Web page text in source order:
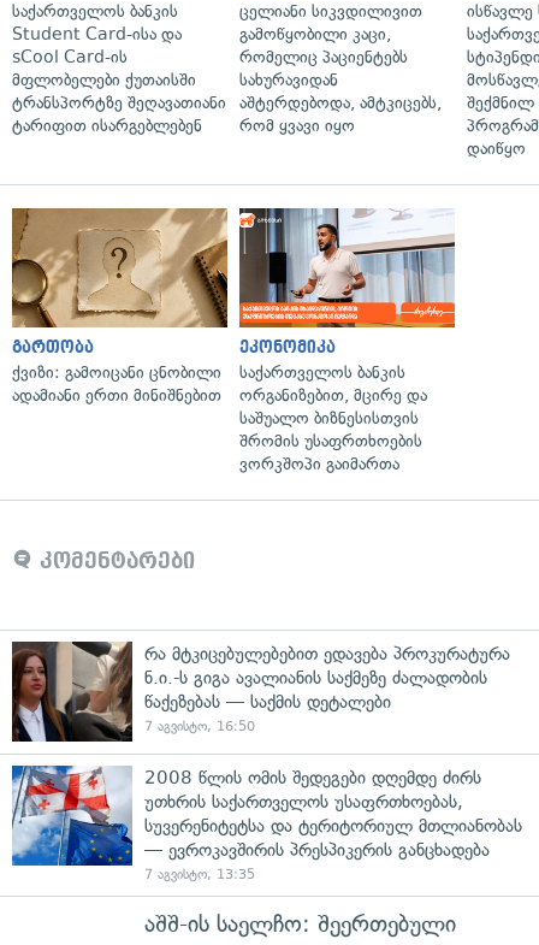
საქართველოს ბანკის
Student Card-ისა და
sCool Card-ის
მფლობელები ქუთაისში
ტრანსპორტზე შეღავათიანი
ტარიფით ისარგებლებენ
ცელიანი სიკვდილივით
გამოწყობილი კაცი,
რომელიც პაციენტებს
სახურავიდან
აშტერდებოდა, ამტკიცებს,
რომ ყვავი იყო
ისწავლე
დაიწყო
გართობა
ქვიზი: გამოიცანი ცნობილი
ადამიანი ერთი მინიშნებით
ეკონომიკა
საქართველოს ბანკის
ორგანიზებით, მცირე და
საშუალო ბიზნესისთვის
შრომის უსაფრთხოების
ვორკშოპი გაიმართა
კომენტარები
რა მტკიცებულებებით ედავება პროკურატურა
ნ.ი.-ს გიგა ავალიანის საქმეზე ძალადობის
წაქეზებას — საქმის დეტალები
7 აგვისტო, 16:50
2008 წლის ომის შედეგები დღემდე ძირს
უთხრის საქართველოს უსაფრთხოებას,
სუვერენიტეტსა და ტერიტორიულ მთლიანობას
— ევროკავშირის პრესპიკერის განცხადება
7 აგვისტო, 13:35
აშშ-ის საელჩო: შეერთებული